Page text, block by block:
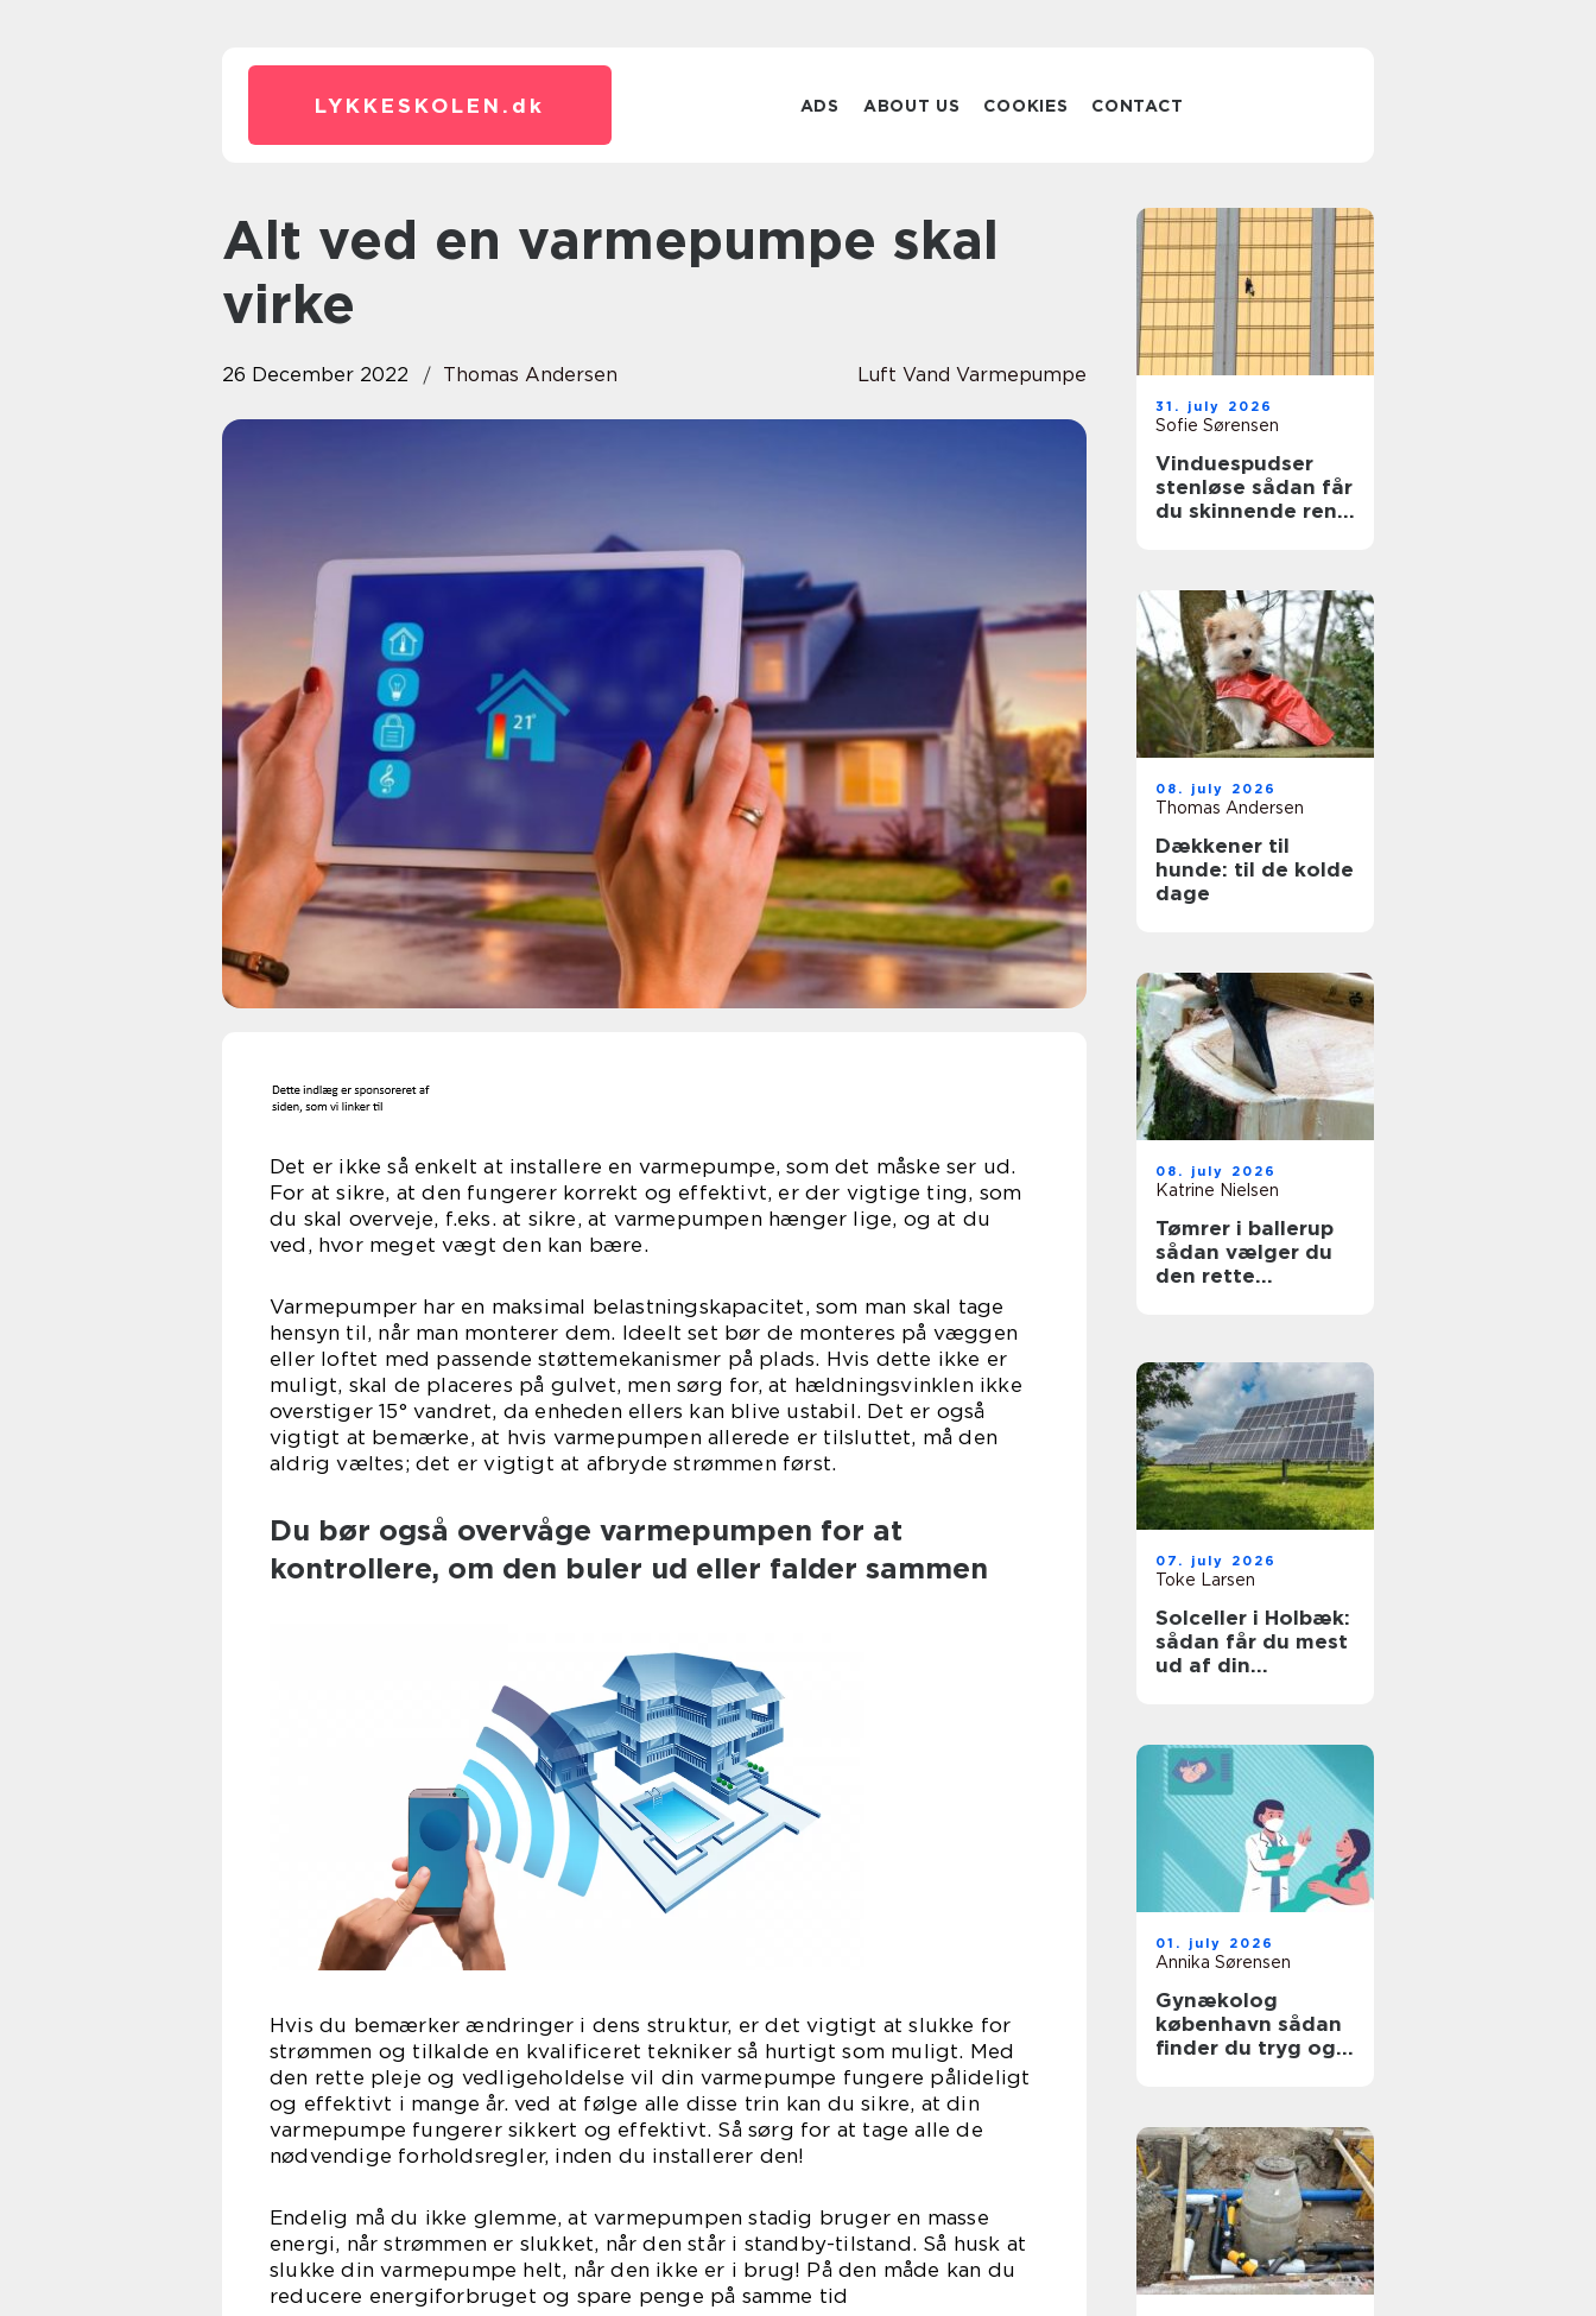
LYKKESKOLEN. dk ADS ABOUT US COOKIES CONTACT
Alt ved en varmepumpe skal
virke
26 December 2022 Thomas Andersen Luft Vand Varmepumpe
Det er ikke så enkelt at installere en varmepumpe, som det måske ser ud.
For at sikre, at den fungerer korrekt og effektivt, er der vigtige ting, som
du skal overveje, f.eks. at sikre, at varmepumpen hænger lige, og at du
ved, hvor meget vægt den kan bære.
Varmepumper har en maksimal belastningskapacitet, som man skal tage
hensyn til, når man monterer dem. Ideelt set bør de monteres på væggen
eller loftet med passende støttemekanismer på plads. Hvis dette ikke er
muligt, skal de placeres på gulvet, men sørg for, at hældningsvinklen ikke
overstiger 15° vandret, da enheden ellers kan blive ustabil. Det er også
vigtigt at bemærke, at hvis varmepumpen allerede er tilsluttet, må den
aldrig væltes; det er vigtigt at afbryde strømmen først.
Du bør også overvåge varmepumpen for at
kontrollere, om den buler ud eller falder sammen
Hvis du bemærker ændringer i dens struktur, er det vigtigt at slukke for
strømmen og tilkalde en kvalificeret tekniker så hurtigt som muligt. Med
den rette pleje og vedligeholdelse vil din varmepumpe fungere pålideligt
og effektivt i mange år. ved at følge alle disse trin kan du sikre, at din
varmepumpe fungerer sikkert og effektivt. Så sørg for at tage alle de
nødvendige forholdsregler, inden du installerer den!
Endelig må du ikke glemme, at varmepumpen stadig bruger en masse
energi, når strømmen er slukket, når den står i standby-tilstand. Så husk at
slukke din varmepumpe helt, når den ikke er i brug! På den måde kan du
reducere energiforbruget og spare penge på samme tid
31. july 2026
Sofie Sørensen
Vinduespudser
stenløse sådan får
du skinnende rene
08. july 2026
Thomas Andersen
Dækkener til
hunde: til de kolde
dage
08. july 2026
Katrine Nielsen
Tømrer i ballerup
sådan vælger du
den rette
07. july 2026
Toke Larsen
Solceller i Holbæk:
sådan får du mest
ud af din
01. july 2026
Annika Sørensen
Gynækolog
københavn sådan
finder du tryg og